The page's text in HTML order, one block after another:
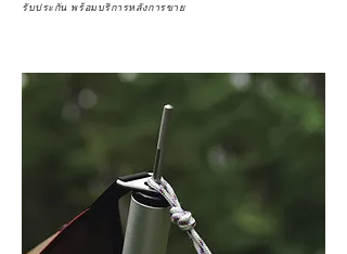
รับประกัน พร้อมบริการหลังการขาย